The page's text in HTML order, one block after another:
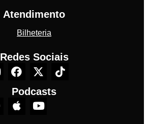
Atendimento
Bilheteria
Redes Sociais
Podcasts